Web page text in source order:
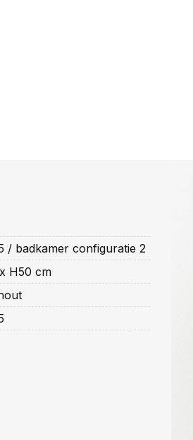
/ badkamer configuratie 2
H50 cm